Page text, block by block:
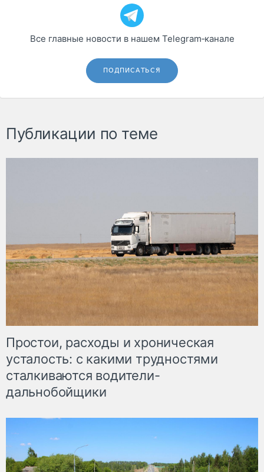
Все главные новости в нашем Telegram‑канале
ПОДПИСАТЬСЯ
Публикации по теме
Простои, расходы и хроническая
усталость: с какими трудностями
сталкиваются водители-
дальнобойщики